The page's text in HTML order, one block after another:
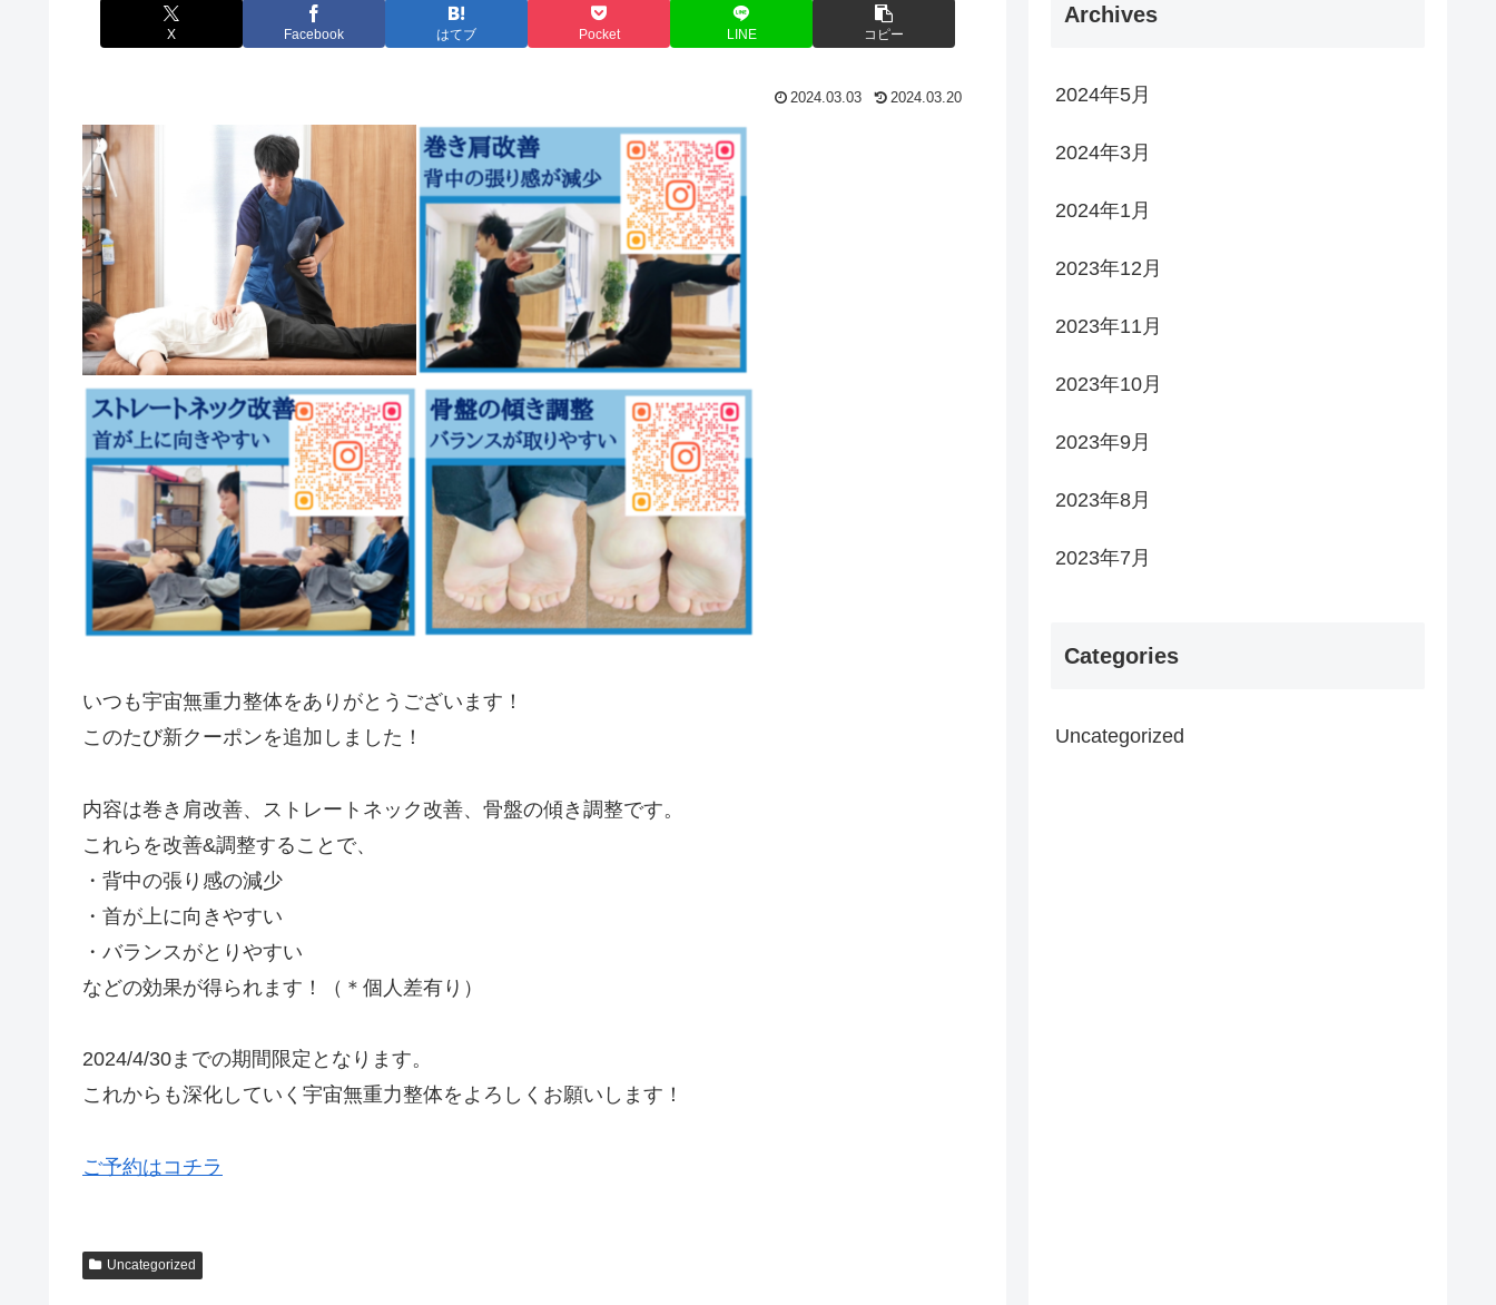
X Facebook はてブ Pocket LINE コピー
2024.03.03 2024.03.20
いつも宇宙無重力整体をありがとうございます！
このたび新クーポンを追加しました！
内容は巻き肩改善、ストレートネック改善、骨盤の傾き調整です。
これらを改善&調整することで、
・背中の張り感の減少
・首が上に向きやすい
・バランスがとりやすい
などの効果が得られます！（＊個人差有り）
2024/4/30までの期間限定となります。
これからも深化していく宇宙無重力整体をよろしくお願いします！
ご予約はコチラ
Uncategorized
Archives
2024年5月
2024年3月
2024年1月
2023年12月
2023年11月
2023年10月
2023年9月
2023年8月
2023年7月
Categories
Uncategorized